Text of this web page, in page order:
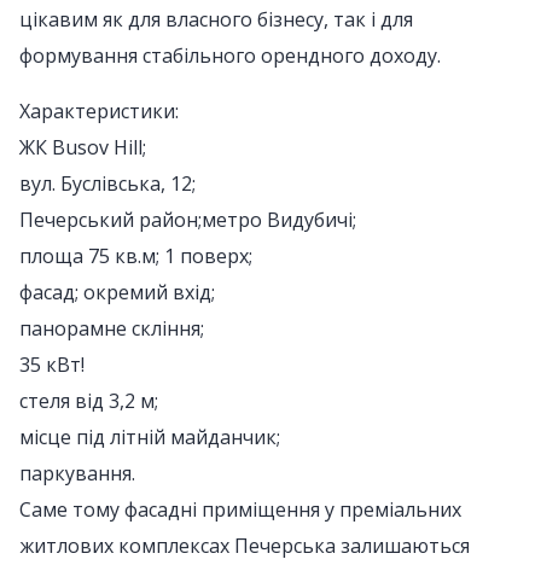
цікавим як для власного бізнесу, так і для
формування стабільного орендного доходу.
Характеристики:
ЖК Busov Hill;
вул. Буслівська, 12;
Печерський район;метро Видубичі;
площа 75 кв.м; 1 поверх;
фасад; окремий вхід;
панорамне скління;
35 кВт!
стеля від 3,2 м;
місце під літній майданчик;
паркування.
Саме тому фасадні приміщення у преміальних
житлових комплексах Печерська залишаються